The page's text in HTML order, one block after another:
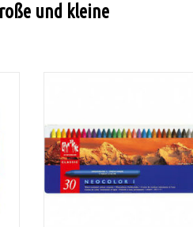
und kleine
ausgezeichneter
von Caran d'Ache.
ZUM WARENKORB